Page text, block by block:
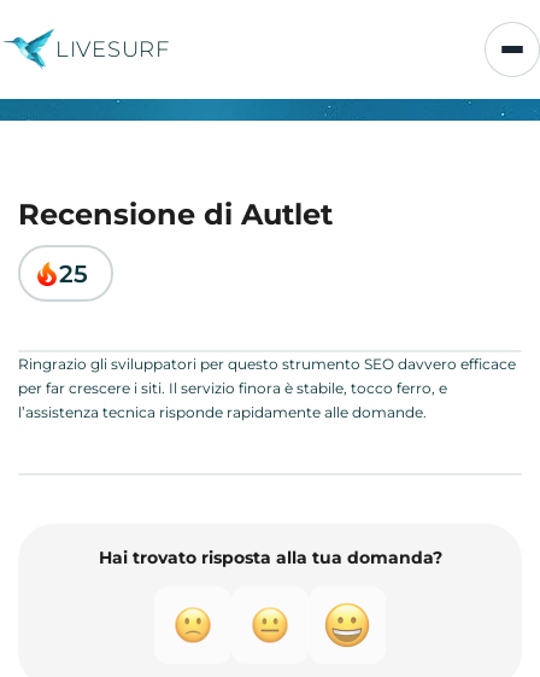
LIVESURF
Recensione di Autlet
25
Ringrazio gli sviluppatori per questo strumento SEO davvero efficace
per far crescere i siti. Il servizio finora è stabile, tocco ferro, e
l’assistenza tecnica risponde rapidamente alle domande.
Hai trovato risposta alla tua domanda?